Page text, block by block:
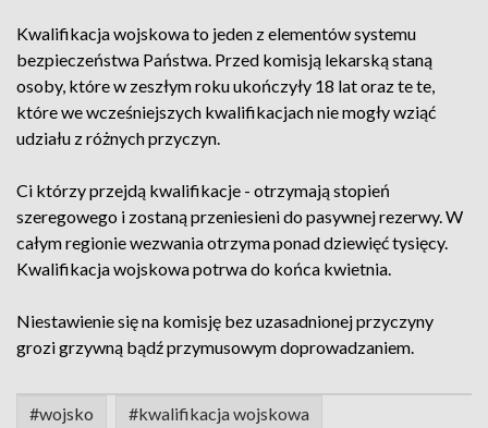
Kwalifikacja wojskowa to jeden z elementów systemu
bezpieczeństwa Państwa. Przed komisją lekarską staną
osoby, które w zeszłym roku ukończyły 18 lat oraz te te,
które we wcześniejszych kwalifikacjach nie mogły wziąć
udziału z różnych przyczyn.
Ci którzy przejdą kwalifikacje - otrzymają stopień
szeregowego i zostaną przeniesieni do pasywnej rezerwy. W
całym regionie wezwania otrzyma ponad dziewięć tysięcy.
Kwalifikacja wojskowa potrwa do końca kwietnia.
Niestawienie się na komisję bez uzasadnionej przyczyny
grozi grzywną bądź przymusowym doprowadzaniem.
#wojsko #kwalifikacja wojskowa